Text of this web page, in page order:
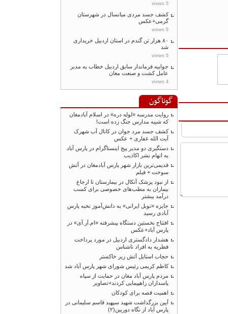
کشف جسد مردی میانسال در شهرستان
گرمی+عکس
۸۰ هزار تن گندم در استان اردبیل خریداری
شد
جوابیه فرماندار سابق اردبیل خطاب به مدیر
عامل کشت و صنعت مغان
گوناگون
روایت مدرسه «لوله دره» در اسلام آبادمغان
که شبیه مدارس جنگ زده است!
کشف جسد مرد جوان در کانال آب شهرک
آیت الله غفاری + عکس
دستگیری دو مدیر پیج اینستاگرام در پارس آباد
به اتهام نشر اکاذیب
قدیمی‌ترین بازار شهر پارس آبادمغان در آتش
سوخت + فیلم
از نبود پزشک آنکال در بیمارستان تا ارجاع
بیماران به مطب‌های خصوصی برای کسب
درآمد بیشتر
جایزه «نوبل ایرانی» به دانش‌آموز نخبه پارس
آبادی رسید
افتتاح نخستین دستگاه پیشرفته «ام.آر.آی» در
پارس آباد+عکس
هشدار دادگستری اردبیل در مورد پرداخت
فطریه به افراد ناشناس
حجاب استایل آتش زیر خاکستر
کاظم کریمی رئیس شورای شهر پارس آباد شد
مردم پارس آباد مغان در حمایت از سپاه
پاسداران راهپیمایی کردند+تصاویر
اهمیت قصه برای کودکان
آیین بزرگداشت شهید سپهبد قاسم سلیمانی در
پارس آباد از نگاه دوربین(۲)